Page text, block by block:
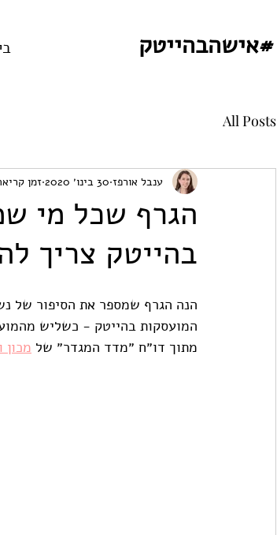
#אישהבהייטק
All Posts
הגרף שכל מי
בהייטק צריך
ענבל אורפז 30 בינו׳ 2020 זמן קריאה 1
הנה הגרף שמספר את הסיפור של
מתוך דו״ח ״מדד המגדר״ של מכון